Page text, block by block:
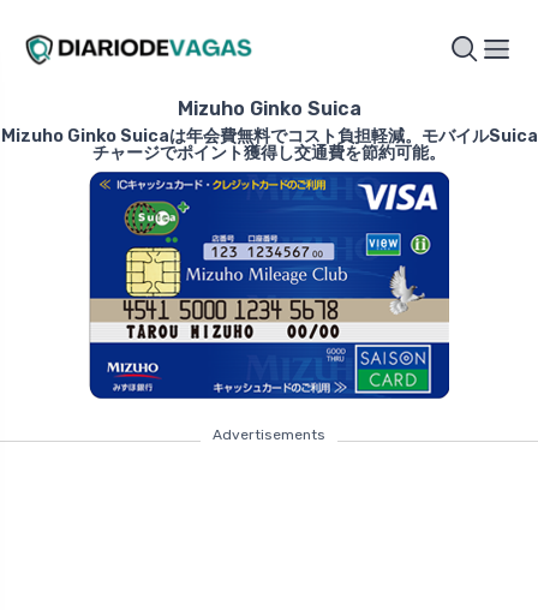
Mizuho Ginko Suica
Mizuho Ginko Suicaは年会費無料でコスト負担軽減。モバイルSuica
チャージでポイント獲得し交通費を節約可能。
Advertisements